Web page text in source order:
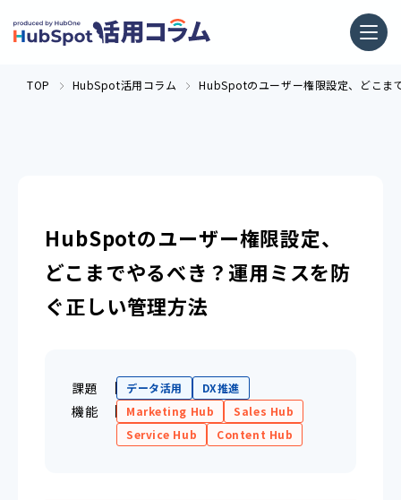
TOP HubSpot活用コラム HubSpotのユーザー権限設定、どこま
HubSpotのユーザー権限設定、
どこまでやるべき？運用ミスを防
ぐ正しい管理方法
課題 データ活用 DX推進
機能 Marketing Hub
Sales Hub
Service Hub
Content Hub